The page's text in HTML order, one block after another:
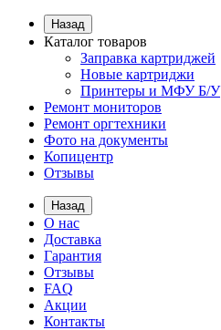
Назад
Каталог товаров
Заправка картриджей
Новые картриджи
Принтеры и МФУ Б/У
Ремонт мониторов
Ремонт оргтехники
Фото на документы
Копицентр
Отзывы
Назад
О нас
Доставка
Гарантия
Отзывы
FAQ
Акции
Контакты